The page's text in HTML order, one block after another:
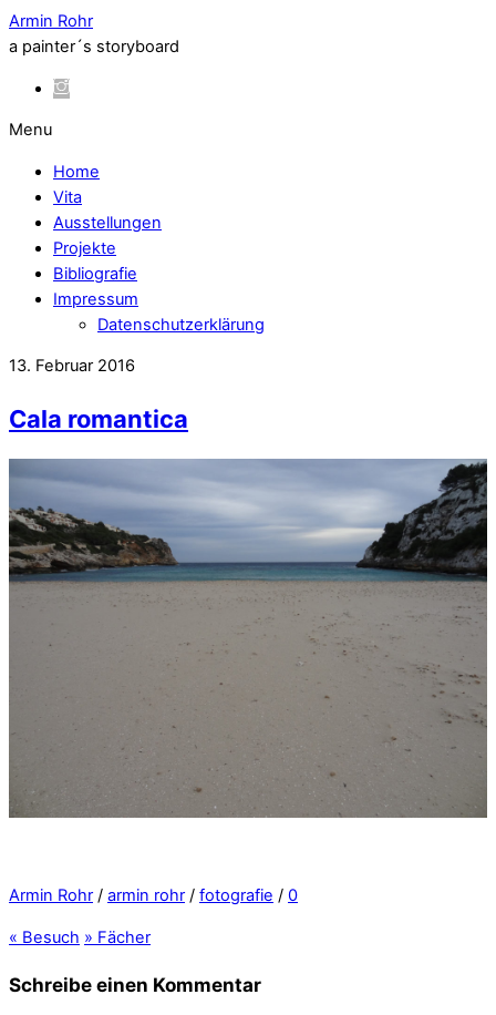
Armin Rohr
a painter´s storyboard
Menu
Home
Vita
Ausstellungen
Projekte
Bibliografie
Impressum
Datenschutzerklärung
13. Februar 2016
Cala romantica
Armin Rohr / armin rohr / fotografie / 0
« Besuch » Fächer
Schreibe einen Kommentar